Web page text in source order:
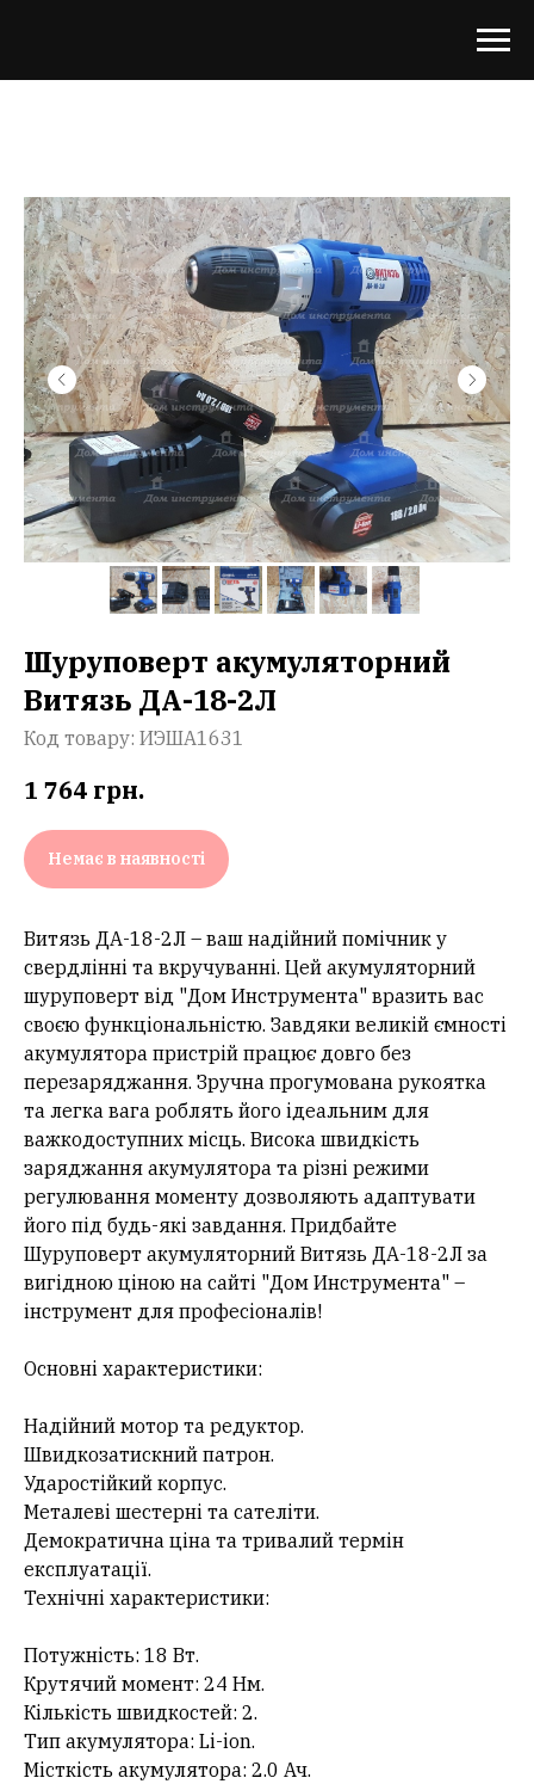
Шуруповерт акумуляторний
Витязь ДА-18-2Л
Код товару: ИЭША1631
1 764 грн.
Немає в наявності
Витязь ДА-18-2Л – ваш надійний помічник у
свердлінні та вкручуванні. Цей акумуляторний
шуруповерт від "Дом Инструмента" вразить вас
своєю функціональністю. Завдяки великій ємності
акумулятора пристрій працює довго без
перезаряджання. Зручна прогумована рукоятка
та легка вага роблять його ідеальним для
важкодоступних місць. Висока швидкість
заряджання акумулятора та різні режими
регулювання моменту дозволяють адаптувати
його під будь-які завдання. Придбайте
Шуруповерт акумуляторний Витязь ДА-18-2Л за
вигідною ціною на сайті "Дом Инструмента" –
інструмент для професіоналів!
Основні характеристики:
Надійний мотор та редуктор.
Швидкозатискний патрон.
Ударостійкий корпус.
Металеві шестерні та сателіти.
Демократична ціна та тривалий термін
експлуатації.
Технічні характеристики:
Потужність: 18 Вт.
Крутячий момент: 24 Нм.
Кількість швидкостей: 2.
Тип акумулятора: Li-ion.
Місткість акумулятора: 2.0 Ач.